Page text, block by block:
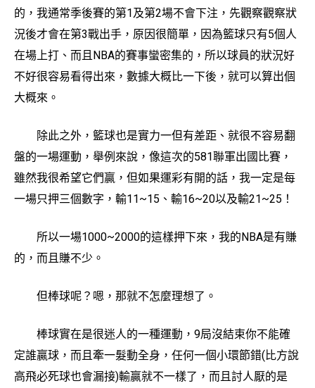
的，我通常季後賽的第1及第2場不會下注，先觀察觀察狀
況後才會在第3戰出手，原因很簡單，因為籃球只有5個人
在場上打、而且NBA的賽事蠻密集的，所以球員的狀況好
不好很容易看得出來，數據大概比一下後，就可以算出個
大概來。
除此之外，籃球也是實力一但有差距、就很不容易翻
盤的一場運動，舉例來說，像這次的581聯軍出國比賽，
雖然我很希望它們贏，但如果運彩有開的話，我一定是每
一場只押三個數字，輸11~15、輸16~20以及輸21~25！
所以一場1000~2000的這樣押下來，我的NBA是有賺
的，而且賺不少。
但棒球呢？嗯，那就不怎麼理想了。
棒球實在是很迷人的一種運動，9局沒結束你不能確
定誰贏球，而且牽一髮動全身，任何一個小環節錯(比方說
高飛必死球也會漏接)輸贏就不一樣了，而且討人厭的是